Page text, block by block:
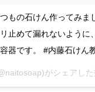
もの石けん作ってみま
止めて漏れないように
器です。 #内藤石けん
がシェアし